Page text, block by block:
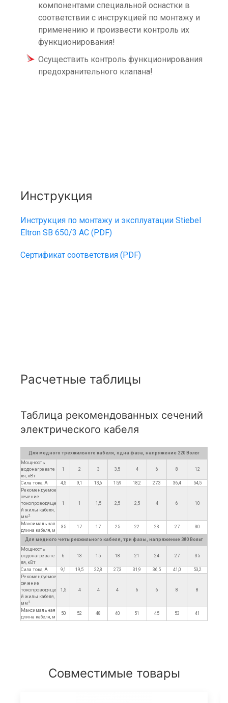
компонентами специальной оснастки в
соответствии с инструкцией по монтажу и
применению и произвести контроль их
функционирования!
Осуществить контроль функционирования
предохранительного клапана!
Инструкция
Инструкция по монтажу и эксплуатации Stiebel
Eltron SB 650/3 AC (PDF)
Сертификат соответствия (PDF)
Расчетные таблицы
Таблица рекомендованных сечений
электрического кабеля
Для медного трехжильного кабеля, одна фаза, напряжение 220 Вольт
Мощность
водонагревате
ля, кВт
1 2 3 3,5 4 6 8 12
Сила тока, А 4,5 9,1 13,6 15,9 18,2 27,3 36,4
54,5
Рекомендуемое
сечение
токопроводяще
й жилы кабеля,
мм 2
1 1 1,5 2,5 2,5 4 6 10
Максимальная
длина кабеля, м
35 17 17 25 22 23 27 30
Для медного четырехжильного кабеля, три фазы, напряжение 380 Вольт
Мощность
водонагревате
ля, кВт
6 13 15 18 21 24 27 35
Сила тока, А 9,1 19,5 22,8 27,3 31,9 36,5 41,0
53,2
Рекомендуемое
сечение
токопроводяще
й жилы кабеля,
мм 2
1,5 4 4 4 6 6 8 8
Максимальная
длина кабеля, м
50 52 48 40 51 45 53 41
Совместимые товары